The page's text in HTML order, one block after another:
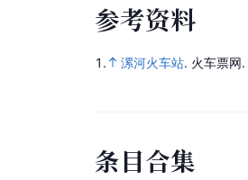
参考资料
1. 漯河火车站. 火车票网.
条目合集